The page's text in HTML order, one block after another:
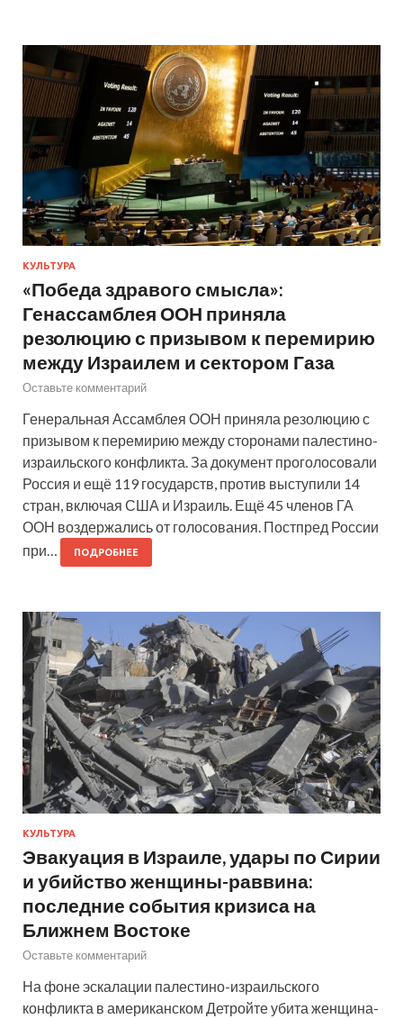
КУЛЬТУРА
«Победа здравого смысла»:
Генассамблея ООН приняла
резолюцию с призывом к перемирию
между Израилем и сектором Газа
Оставьте комментарий
Генеральная Ассамблея ООН приняла резолюцию с
призывом к перемирию между сторонами палестино-
израильского конфликта. За документ проголосовали
Россия и ещё 119 государств, против выступили 14
стран, включая США и Израиль. Ещё 45 членов ГА
ООН воздержались от голосования. Постпред России
при…
ПОДРОБНЕЕ
КУЛЬТУРА
Эвакуация в Израиле, удары по Сирии
и убийство женщины-раввина:
последние события кризиса на
Ближнем Востоке
Оставьте комментарий
На фоне эскалации палестино-израильского
конфликта в американском Детройте убита женщина-